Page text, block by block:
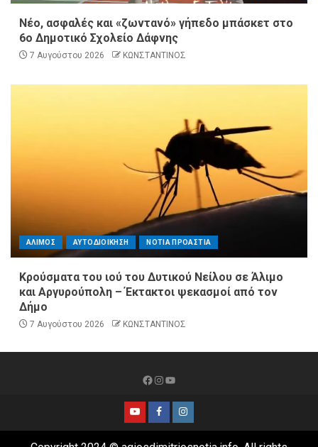
Νέο, ασφαλές και «ζωντανό» γήπεδο μπάσκετ στο
6ο Δημοτικό Σχολείο Δάφνης
7 Αυγούστου 2026 ΚΩΝΣΤΑΝΤΙΝΟΣ
ΑΛΙΜΟΣ ΑΥΤΟΔΙΟΙΚΗΣΗ ΝΟΤΙΑ ΠΡΟΑΣΤΙΑ
Κρούσματα του ιού του Δυτικού Νείλου σε Άλιμο
και Αργυρούπολη – Έκτακτοι ψεκασμοί από τον
Δήμο
7 Αυγούστου 2026 ΚΩΝΣΤΑΝΤΙΝΟΣ